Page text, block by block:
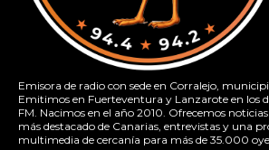
Emisora de radio con sede en Corralejo,
Emitimos en Fuerteventura y Lanzarote en los
FM. Nacimos en el año 2010. Ofrecemos
más destacado de Canarias, entrevistas y una
multimedia de cercanía para más de 35.000